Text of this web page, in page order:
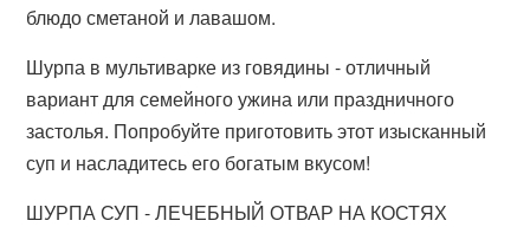
блюдо сметаной и лавашом.
Шурпа в мультиварке из говядины - отличный
вариант для семейного ужина или праздничного
застолья. Попробуйте приготовить этот изысканный
суп и насладитесь его богатым вкусом!
ШУРПА СУП - ЛЕЧЕБНЫЙ ОТВАР НА КОСТЯХ